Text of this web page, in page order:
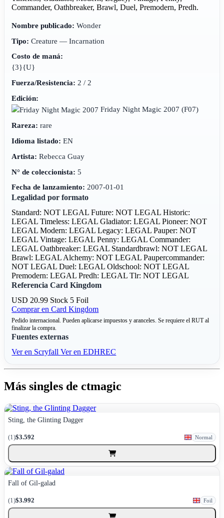
Commander, Oathbreaker, Brawl, Duel, Premodern, Predh.
Nombre publicado: Wonder
Tipo: Creature — Incarnation
Costo de maná:
{3}{U}
Fuerza/Resistencia: 2 / 2
Edición:
Friday Night Magic 2007(F07)
Rareza: rare
Idioma listado: EN
Artista: Rebecca Guay
N° de coleccionista: 5
Fecha de lanzamiento: 2007-01-01
Legalidad por formato
Standard: NOT LEGALFuture: NOT LEGALHistoric:
LEGALTimeless: LEGALGladiator: LEGALPioneer: NOT
LEGALModern: LEGALLegacy: LEGALPauper: NOT
LEGALVintage: LEGALPenny: LEGALCommander:
LEGALOathbreaker: LEGAL Standardbrawl: NOT LEGAL
Brawl: LEGALAlchemy: NOT LEGALPaupercommander:
NOT LEGALDuel: LEGALOldschool: NOT LEGAL
Premodern: LEGALPredh: LEGALTlr: NOT LEGAL
Referencia Card Kingdom
USD 20.99 Stock 5Foil
Comprar en Card Kingdom
Pedido internacional. Pueden aplicarse impuestos y aranceles. Se requiere el RUT al
finalizar la compra.
Fuentes externas
Ver en ScryfallVer en EDHREC
Más singles de ctmagic
Sting, the Glinting Dagger
(1)$3.592 Normal
Fall of Gil-galad
(1)$3.992 Foil